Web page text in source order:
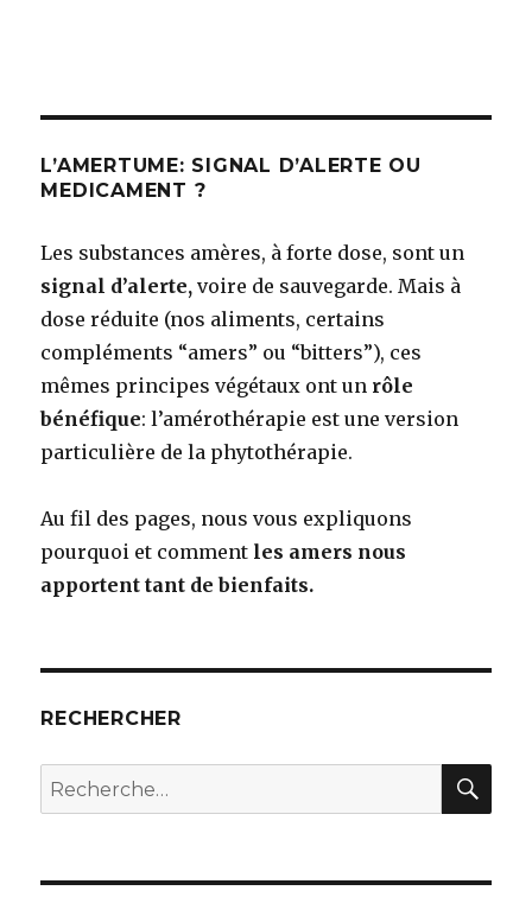
L’AMERTUME: SIGNAL D’ALERTE OU
MEDICAMENT ?
Les substances amères, à forte dose, sont un
signal d’alerte, voire de sauvegarde. Mais à
dose réduite (nos aliments, certains
compléments “amers” ou “bitters”), ces
mêmes principes végétaux ont un rôle
bénéfique: l’amérothérapie est une version
particulière de la phytothérapie.
Au fil des pages, nous vous expliquons
pourquoi et comment les amers nous
apportent tant de bienfaits.
RECHERCHER
Recherche
pour